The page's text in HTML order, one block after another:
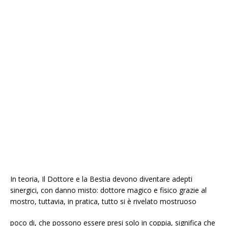
In teoria, Il Dottore e la Bestia devono diventare adepti
sinergici, con danno misto: dottore magico e fisico grazie al
mostro, tuttavia, in pratica, tutto si è rivelato mostruoso
poco di, che possono essere presi solo in coppia, significa che